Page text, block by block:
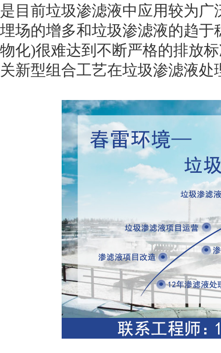
是目前垃圾渗滤液中应用较为
埋场的增多和垃圾渗滤液的趋
物化)很难达到不断严格的排放
关新型组合工艺在垃圾渗滤液